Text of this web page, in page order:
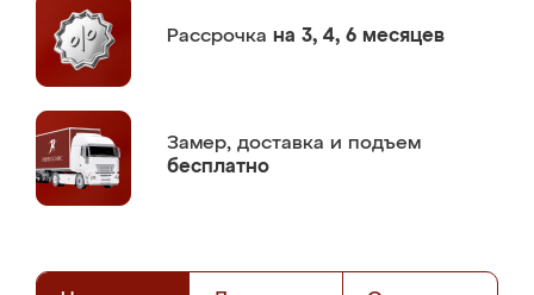
Рассрочка на 3, 4, 6 месяцев
Замер, доставка и подъем
бесплатно